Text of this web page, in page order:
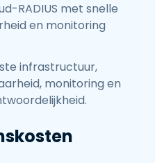
RADIUS met snelle
en monitoring
infrastructuur,
monitoring en